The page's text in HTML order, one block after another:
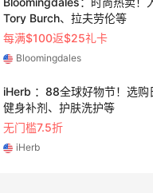
Tory Burch、拉夫劳伦等
每满$100返$25礼卡
Bloomingdales
iHerb ：88全球好物节！选购
健身补剂、护肤洗护等
无门槛7.5折
iHerb